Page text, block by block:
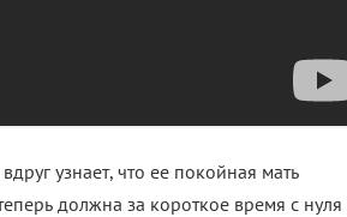
узнает, что ее покойная мать
должна за короткое время с нуля